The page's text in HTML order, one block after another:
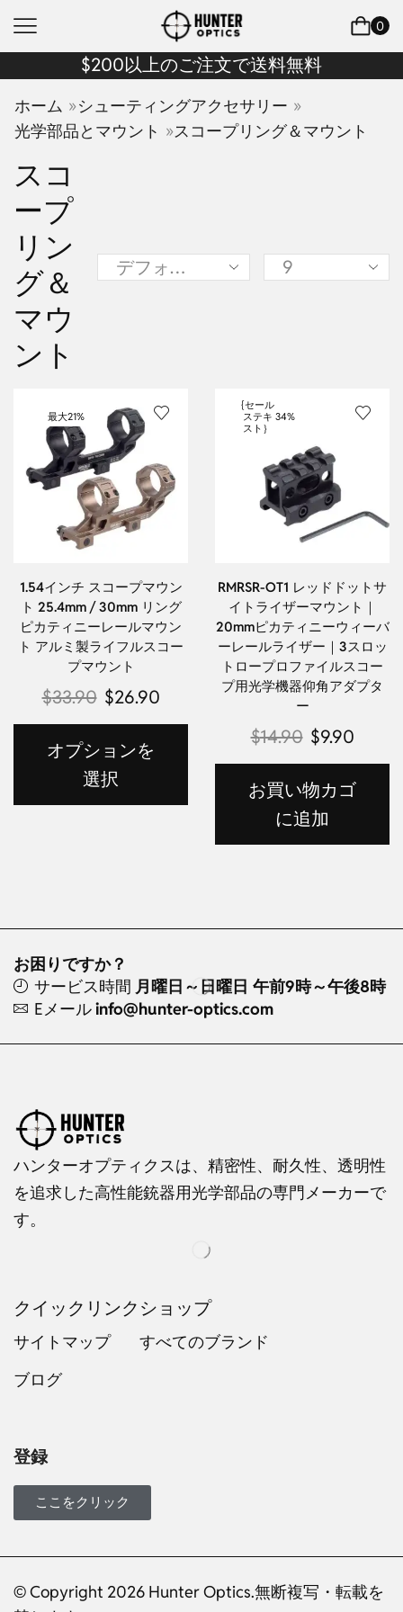
0
$200以上のご注文で送料無料
ホーム »シューティングアクセサリー »
光学部品とマウント »スコープリング＆マウント
スコ
ープ
リン
グ＆
マウ
ント
最大21%
1.54インチ スコープマウン
ト 25.4mm / 30mm リング
ピカティニーレールマウン
ト アルミ製ライフルスコー
プマウント
$33.90 $26.90
オプションを
選択
{セール
ステキ
スト｝
34%
RMRSR-OT1 レッドドットサ
イトライザーマウント｜
20mmピカティニーウィーバ
ーレールライザー｜3スロッ
トロープロファイルスコー
プ用光学機器仰角アダプタ
ー
$14.90 $9.90
お買い物カゴ
に追加
お困りですか？
サービス時間 月曜日～日曜日 午前9時～午後8時
Eメールinfo@hunter-optics.com
ハンターオプティクスは、精密性、耐久性、透明性
を追求した高性能銃器用光学部品の専門メーカーで
す。
クイックリンク
サイトマップ
ブログ
ショップ
すべてのブランド
登録
ここをクリック
© Copyright 2026 Hunter Optics.無断複写・転載を
German
Portuguese